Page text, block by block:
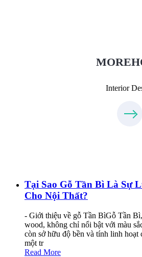
Interior
Tại Sao Gỗ Tần Bì Là Sự
Cho Nội Thất?
- Giới thiệu về gỗ Tần BìGỗ Tần
wood, không chỉ nổi bật với màu
còn sở hữu độ bền và tính linh hoạt
một tr
Read More